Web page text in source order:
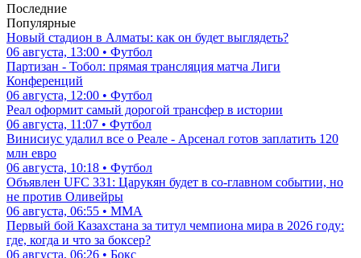
Последние
Популярные
Новый стадион в Алматы: как он будет выглядеть?
06 августа, 13:00 • Футбол
Партизан - Тобол: прямая трансляция матча Лиги
Конференций
06 августа, 12:00 • Футбол
Реал оформит самый дорогой трансфер в истории
06 августа, 11:07 • Футбол
Винисиус удалил все о Реале - Арсенал готов заплатить 120
млн евро
06 августа, 10:18 • Футбол
Объявлен UFC 331: Царукян будет в со-главном событии, но
не против Оливейры
06 августа, 06:55 • ММА
Первый бой Казахстана за титул чемпиона мира в 2026 году:
где, когда и что за боксер?
06 августа, 06:26 • Бокс